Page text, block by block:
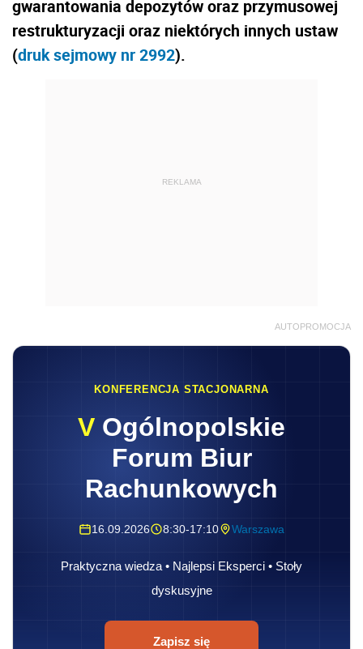
gwarantowania depozytów oraz przymusowej
restrukturyzacji oraz niektórych innych ustaw
(druk sejmowy nr 2992).
REKLAMA
AUTOPROMOCJA
KONFERENCJA STACJONARNA
V Ogólnopolskie
Forum Biur
Rachunkowych
16.09.2026 8:30-17:10 Warszawa
Praktyczna wiedza • Najlepsi Eksperci • Stoły
dyskusyjne
Zapisz się